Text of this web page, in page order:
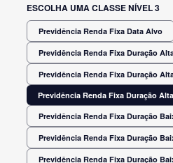
ESCOLHA UMA CLASSE NÍVEL 3
Previdência Renda Fixa Data Alvo
Previdência Renda Fixa Duração
Previdência Renda Fixa Duração
Previdência Renda Fixa Duração
Previdência Renda Fixa Duração
Previdência Renda Fixa Duração
Previdência Renda Fixa Duração